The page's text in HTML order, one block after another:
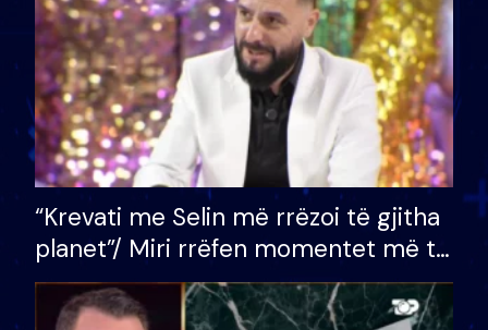
“Krevati me Selin më rrëzoi të gjitha
planet”/ Miri rrëfen momentet më të
bukura në shtëpinë e BB VIP: Do më
mungojë zilja e mëngjesit kur…